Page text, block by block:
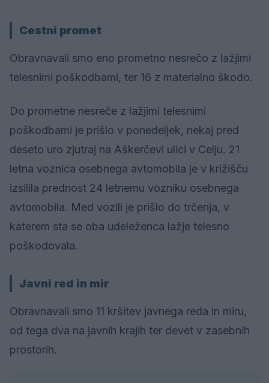
Cestni promet
Obravnavali smo eno prometno nesrečo z lažjimi
telesnimi poškodbami, ter 16 z materialno škodo.
Do prometne nesreče z lažjimi telesnimi
poškodbami je prišlo v ponedeljek, nekaj pred
deseto uro zjutraj na Aškerčevi ulici v Celju. 21
letna voznica osebnega avtomobila je v križišču
izsilila prednost 24 letnemu vozniku osebnega
avtomobila. Med vozili je prišlo do trčenja, v
katerem sta se oba udeleženca lažje telesno
poškodovala.
Javni red in mir
Obravnavali smo 11 kršitev javnega reda in miru,
od tega dva na javnih krajih ter devet v zasebnih
prostorih.